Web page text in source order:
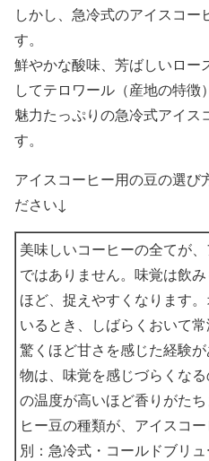
しかし、急冷式のアイスコー
す。
鮮やかな酸味、芳ばしいロー
してテロワール（産地の特徴
魅力たっぷりの急冷式アイス
す。
アイスコーヒー用の豆の選び
ださい↓
美味しいコーヒーの全てが
ではありません。味覚は飲
ほど、捉えやすくなります
いるとき、しばらくおいて常
驚くほど甘さを感じた経験
物は、味覚を感じづらくな
の温度が高いほど香りがた
ヒー豆の種類が、アイスコ
別：急冷式・コールドブリ